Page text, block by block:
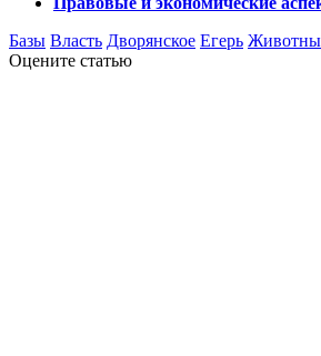
Базы Власть Дворянское Егерь
Оцените статью